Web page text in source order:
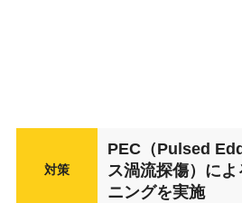
対策
PEC（Pulsed
ス渦流探傷）に
ニングを実施